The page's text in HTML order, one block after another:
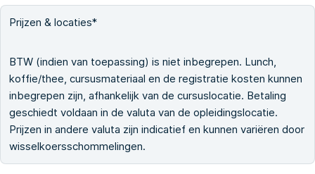
Prijzen & locaties*
BTW (indien van toepassing) is niet inbegrepen. Lunch,
koffie/thee, cursusmateriaal en de registratie kosten kunnen
inbegrepen zijn, afhankelijk van de cursuslocatie. Betaling
geschiedt voldaan in de valuta van de opleidingslocatie.
Prijzen in andere valuta zijn indicatief en kunnen variëren door
wisselkoersschommelingen.